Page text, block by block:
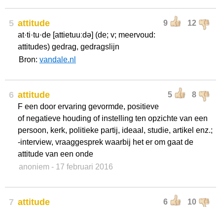
5 9 12
attitude
at·ti·tu·de [attietuuːdə] (de; v; meervoud:
attitudes) gedrag, gedragslijn
Bron: vandale.nl
6 5 8
attitude
F een door ervaring gevormde, positieve
of negatieve houding of instelling ten opzichte van een
persoon, kerk, politieke partij, ideaal, studie, artikel enz.;
-interview, vraaggesprek waarbij het er om gaat de
attitude van een onde
anoniem - 17 februari 2016
7 6 10
attitude